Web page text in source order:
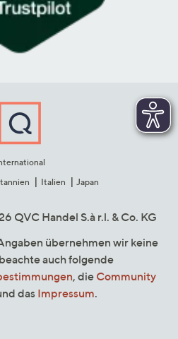
Italien Japan
QVC Handel S.à r.l. & Co. KG
übernehmen wir keine
auch folgende
, die Community
das Impressum.